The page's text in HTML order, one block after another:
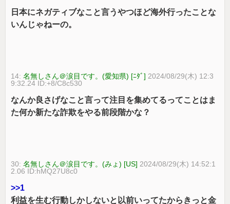
日本にネガティブなこと言うやつほど海外行ったことな
いんじゃねーの。
14:名無しさん＠涙目です。(愛知県) [ﾆﾀﾞ] 2024/08/29(木) 12:3
9:32.24 ID:+8/C8c530
なんか良さげなこと言って注目を集めてるってことはま
た何か新たな詐欺をやる前段階かな？
30:名無しさん＠涙目です。(みょ) [US] 2024/08/29(木) 14:52:1
2.06 ID:hMQ27U8c0
>>1
利益を生む行動しかしないと以前いってたからきっと金